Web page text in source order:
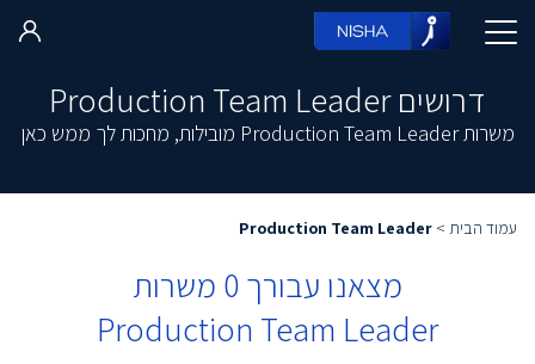
דרושים Production Team Leader
משרות Production Team Leader מובילות, מחכות לך ממש כאן
עמוד הבית >
Production Team Leader
מצאנו עבורך0 משרות
Production Team Leader